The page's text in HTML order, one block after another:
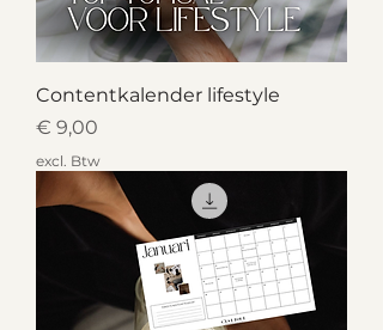
Contentkalender lifestyle
Prijs
€ 9,00
excl. Btw